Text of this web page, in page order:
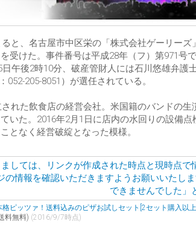
と、名古屋市中区栄の「株式会社ゲーリー
受けた。事件番号は平成28年（フ）第971
日午後2時10分、破産管財人には石川悠雄弁
052-205-8051）が選任されている。
れた飲食店の経営会社。米国籍のバンドの
いた。2016年2月1日に店内の水回りの設備
となく経営破綻となった模様。
格ピッツァ！送料込みのピザお試しセット[2セット購入以
料無料) (2016/9/7時点)